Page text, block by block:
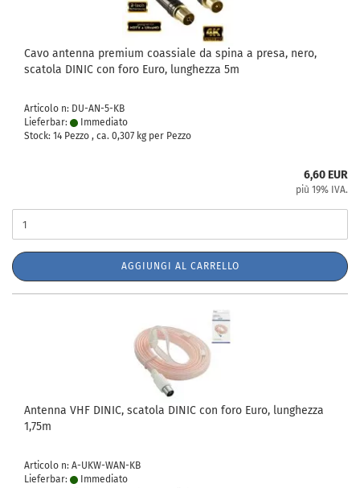
Cavo antenna premium coassiale da spina a presa, nero,
scatola DINIC con foro Euro, lunghezza 5m
Articolo n: DU-AN-5-KB
Lieferbar:
Immediato
Stock: 14 Pezzo , ca. 0,307 kg per Pezzo
6,60 EUR
più 19% IVA.
AGGIUNGI AL CARRELLO
Antenna VHF DINIC, scatola DINIC con foro Euro, lunghezza
1,75m
Articolo n: A-UKW-WAN-KB
Lieferbar:
Immediato